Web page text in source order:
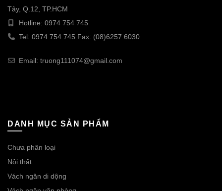
Tây, Q.12, TP.HCM
Hotline: 0974 754 745
Tel: 0974 754 745 Fax: (08)6257 6030
Email: truong111074@gmail.com
DANH MỤC SẢN PHẨM
Chưa phân loại
Nội thất
Vách ngăn di dộng